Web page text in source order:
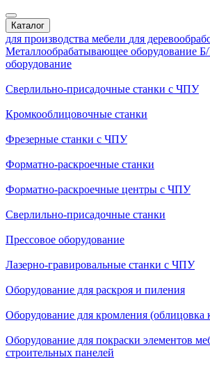
Каталог
для производства мебели для
Металлообрабатывающее оборудование
оборудование
Сверлильно-присадочные станки с ЧПУ
Кромкооблицовочные cтанки
Фрезерные станки с ЧПУ
Форматно-раскроечные станки
Форматно-раскроечные центры с ЧПУ
Сверлильно-присадочные станки
Прессовое оборудование
Лазерно-гравировальные станки с ЧПУ
Оборудование для раскроя и пиления
Оборудование для кромления (облицовка
Оборудование для покраски элементов
строительных панелей